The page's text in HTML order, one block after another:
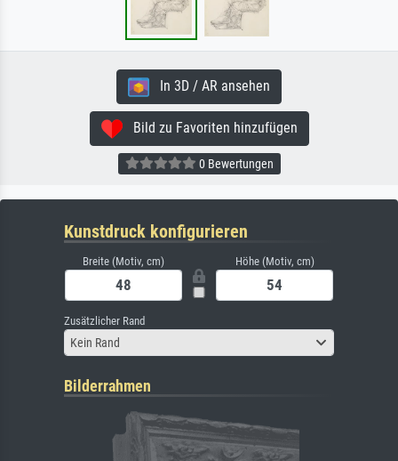
In 3D / AR ansehen
Bild zu Favoriten hinzufügen
0 Bewertungen
Kunstdruck konfigurieren
Breite (Motiv, cm) Höhe (Motiv, cm)
Zusätzlicher Rand
Kein Rand
Bilderrahmen